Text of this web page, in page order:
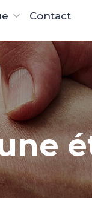
Contact